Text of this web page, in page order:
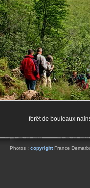
forêt de bouleaux
Photos : copyrightFrance